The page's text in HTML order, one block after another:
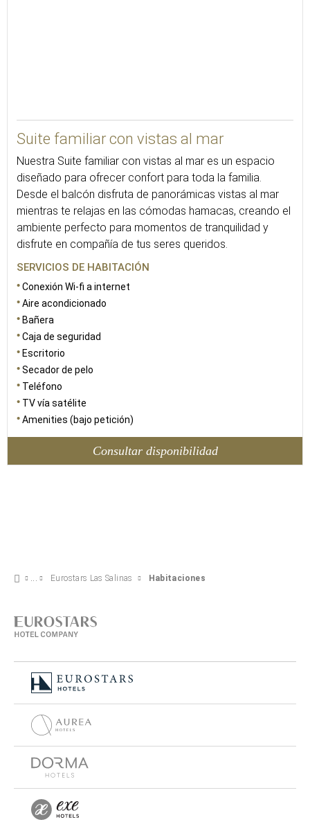
Suite familiar con vistas al mar
Nuestra Suite familiar con vistas al mar es un espacio
diseñado para ofrecer confort para toda la familia.
Desde el balcón disfruta de panorámicas vistas al mar
mientras te relajas en las cómodas hamacas, creando el
ambiente perfecto para momentos de tranquilidad y
disfrute en compañía de tus seres queridos.
SERVICIOS DE HABITACIÓN
Conexión Wi-fi a internet
Aire acondicionado
Bañera
Caja de seguridad
Escritorio
Secador de pelo
Teléfono
TV vía satélite
Amenities (bajo petición)
Consultar disponibilidad
Eurostars Las Salinas Habitaciones